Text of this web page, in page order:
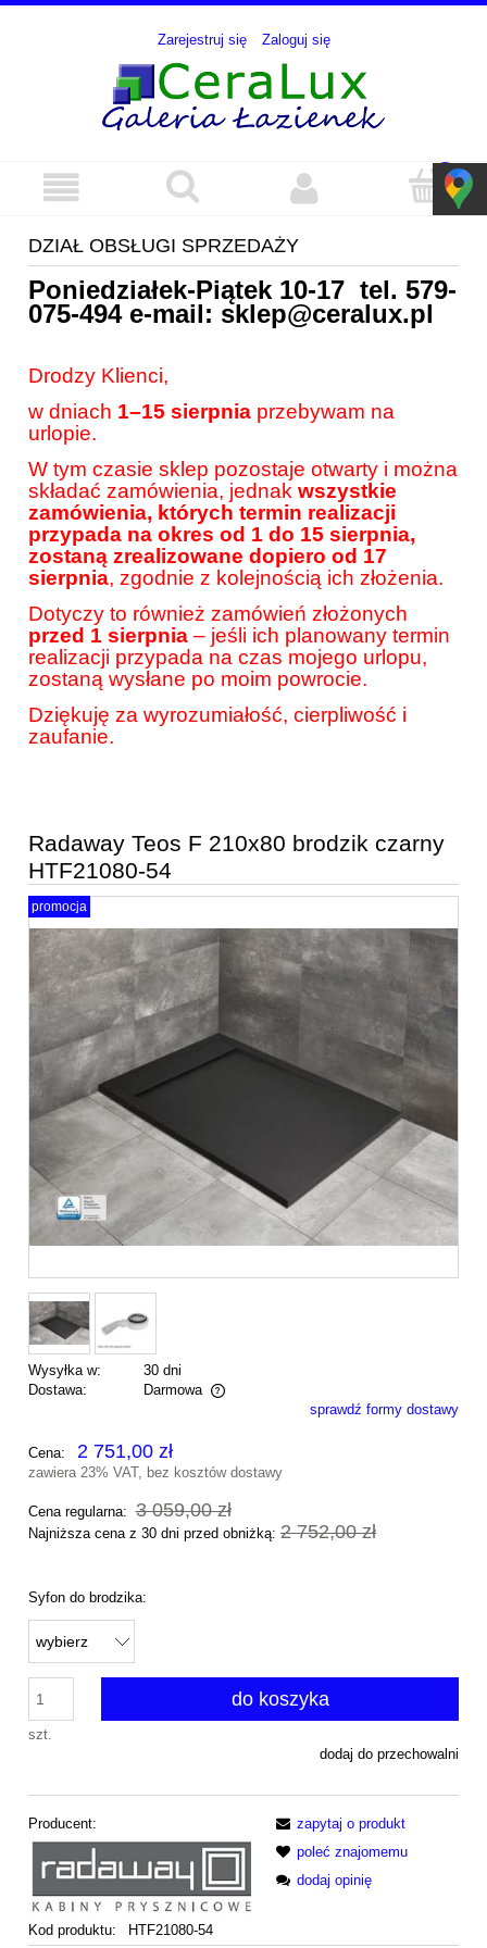
Zarejestruj się Zaloguj się
DZIAŁ OBSŁUGI SPRZEDAŻY
Poniedziałek-Piątek 10-17 tel. 579-
075-494e-mail: sklep@ceralux.pl
Drodzy Klienci,
w dniach 1–15 sierpnia przebywam na
urlopie.
W tym czasie sklep pozostaje otwarty i można
składać zamówienia, jednak wszystkie
zamówienia, których termin realizacji
przypada na okres od 1 do 15 sierpnia,
zostaną zrealizowane dopiero od 17
sierpnia, zgodnie z kolejnością ich złożenia.
Dotyczy to również zamówień złożonych
przed 1 sierpnia – jeśli ich planowany termin
realizacji przypada na czas mojego urlopu,
zostaną wysłane po moim powrocie.
Dziękuję za wyrozumiałość, cierpliwość i
zaufanie.
Radaway Teos F 210x80 brodzik czarny
HTF21080-54
promocja
Wysyłka w:
30 dni
Dostawa:
Darmowa
Cena nie zawiera ewentualnych kosztów płatnościsprawdź formy dostawy
Cena: 2 751,00 zł
zawiera 23% VAT, bez kosztów dostawy
Cena regularna: 3 059,00 zł
Najniższa cena z 30 dni przed obniżką: 2 752,00 zł
Syfon do brodzika:
szt.
do koszyka
dodaj do przechowalni
Producent:
Kod produktu: HTF21080-54
zapytaj o produkt
poleć znajomemu
dodaj opinię